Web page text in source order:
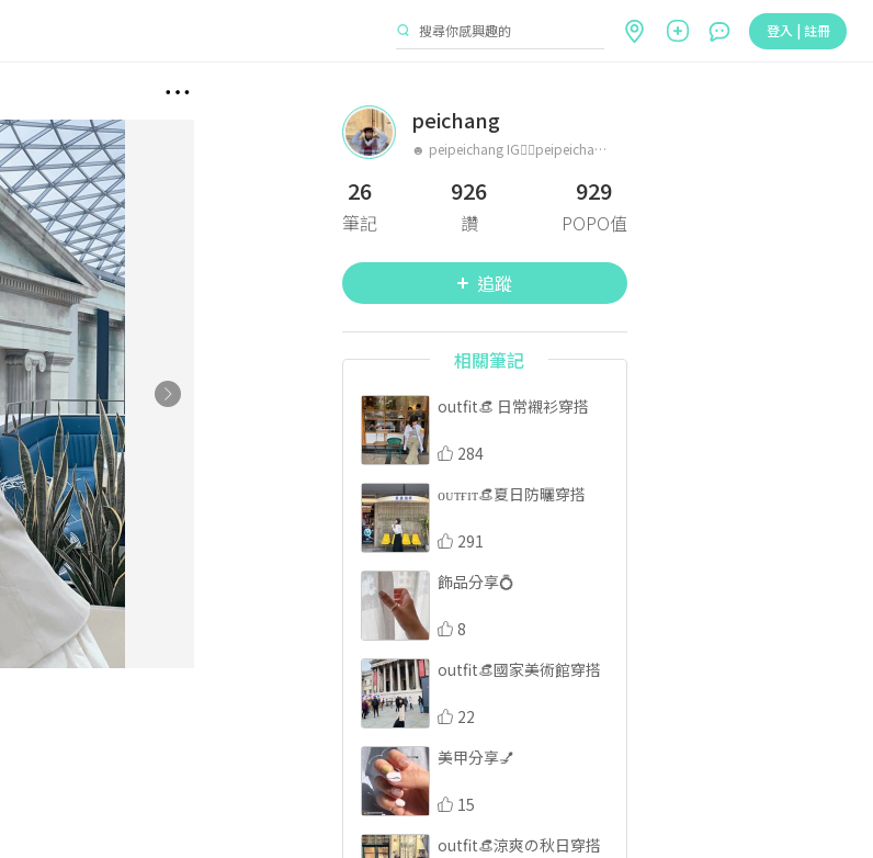
登入 | 註冊
peichang
☻ peipeichang IG👉🏻peipeichang123 穿搭👒 + 一點點美食🥗旅遊🌼 #peisoutfit
26
筆記
926
讚
929
POPO值
追蹤
相關筆記
outfit👒 日常襯衫穿搭
284
ᴏᴜᴛғɪᴛ👒夏日防曬穿搭
291
飾品分享💍
8
outfit👒國家美術館穿搭
22
美甲分享💅
15
outfit👒涼爽の秋日穿搭